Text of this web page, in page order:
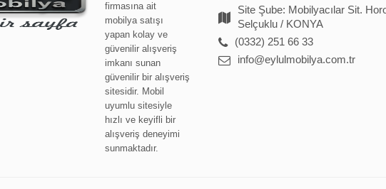
firmasına ait
mobilya satışı
yapan kolay ve
güvenilir alışveriş
imkanı sunan
güvenilir bir alışveriş
sitesidir. Mobil
uyumlu sitesiyle
hızlı ve keyifli bir
alışveriş deneyimi
sunmaktadır.
Site Şube: Mobilyacılar Sit.
Selçuklu / KONYA
(0332) 251 66 33
info@eylulmobilya.com.tr